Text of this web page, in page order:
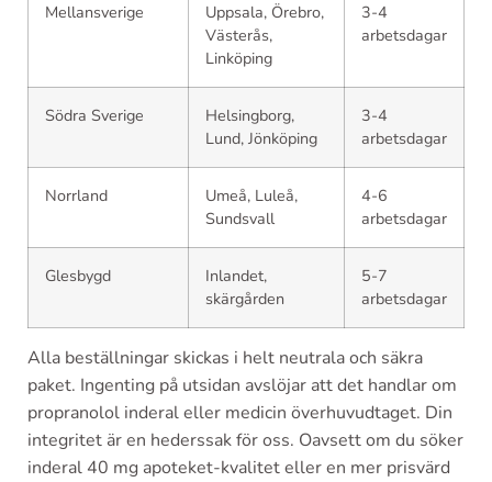
Mellansverige
Uppsala, Örebro,
Västerås,
Linköping
3-4
arbetsdagar
Södra Sverige
Helsingborg,
Lund, Jönköping
3-4
arbetsdagar
Norrland
Umeå, Luleå,
Sundsvall
4-6
arbetsdagar
Glesbygd
Inlandet,
skärgården
5-7
arbetsdagar
Alla beställningar skickas i helt neutrala och säkra
paket. Ingenting på utsidan avslöjar att det handlar om
propranolol inderal eller medicin överhuvudtaget. Din
integritet är en hederssak för oss. Oavsett om du söker
inderal 40 mg apoteket-kvalitet eller en mer prisvärd